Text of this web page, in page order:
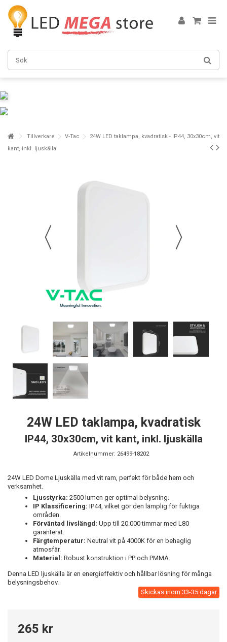
Tillverkare V-Tac
24W LED taklampa, kvadratisk - IP44, 30x30cm, vit
kant, inkl. ljuskälla
24W LED taklampa, kvadratisk
IP44, 30x30cm, vit kant, inkl. ljuskälla
Artikelnummer: 26499-18202
24W LED Dome Ljuskälla med vit ram, perfekt för både hem och
verksamhet.
Ljusstyrka: 2500 lumen ger optimal belysning.
IP Klassificering: IP44, vilket gör den lämplig för fuktiga
områden.
Förväntad livslängd: Upp till 20.000 timmar med L80
garanterat.
Färgtemperatur: Neutral vit på 4000K för en behaglig
atmosfär.
Material: Robust konstruktion i PP och PMMA.
Denna LED ljuskälla är en energieffektiv och hållbar lösning för många
belysningsbehov.
Skickas inom 33-35 dagar
265 kr